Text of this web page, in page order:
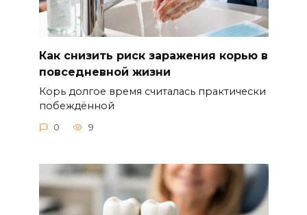
Как снизить риск заражения корью в
повседневной жизни
Корь долгое время считалась практически
побеждённой
0 9